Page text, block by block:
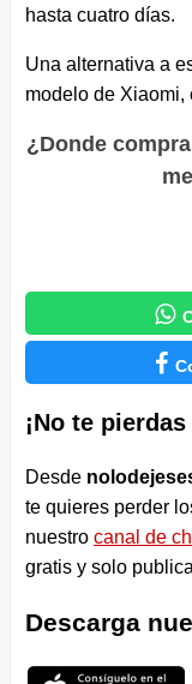
hasta cuatro días.
Una alternativa a
modelo de Xiaomi,
¿Donde


¡No te
Desde
te quieres perder
nuestro canal de
gratis y solo
Descarga